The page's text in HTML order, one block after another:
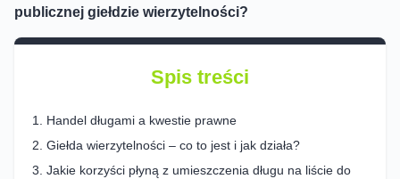
publicznej giełdzie wierzytelności?
Spis treści
Handel długami a kwestie prawne
Giełda wierzytelności – co to jest i jak działa?
Jakie korzyści płyną z umieszczenia długu na liście do